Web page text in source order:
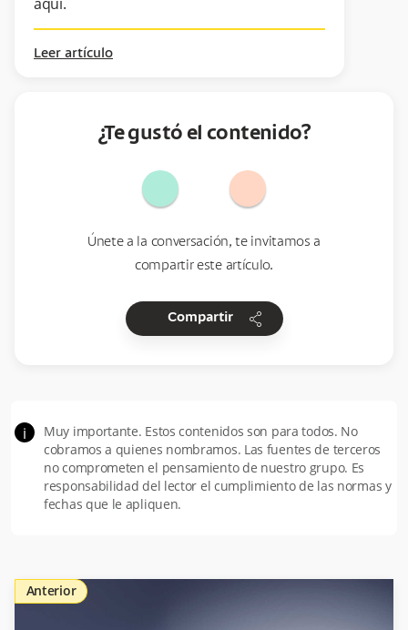
Leer artículo
¿Te gustó el contenido?
Únete a la conversación, te invitamos a
compartir este artículo.
Compartir share
i
Muy importante. Estos contenidos son para todos. No
cobramos a quienes nombramos. Las fuentes de terceros
no comprometen el pensamiento de nuestro grupo. Es
responsabilidad del lector el cumplimiento de las normas y
fechas que le apliquen.
Anterior